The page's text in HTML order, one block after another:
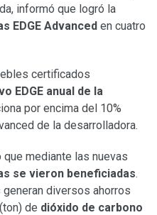
informó que logró la
EDGE Advanced en cuatro
certificados
EDGE anual de la
por encima del 10%
de la desarrolladora.
mediante las nuevas
se vieron beneficiadas.
diversos ahorros
(ton) de dióxido de carbono